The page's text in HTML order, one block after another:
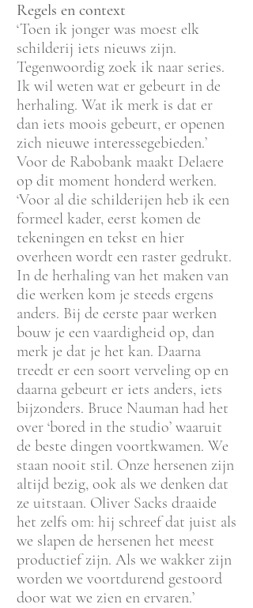
Regels en context
‘Toen ik jonger was moest elk
schilderij iets nieuws zijn.
Tegenwoordig zoek ik naar series.
Ik wil weten wat er gebeurt in de
herhaling. Wat ik merk is dat er
dan iets moois gebeurt, er openen
zich nieuwe interessegebieden.’
Voor de Rabobank maakt Delaere
op dit moment honderd werken.
‘Voor al die schilderijen heb ik een
formeel kader, eerst komen de
tekeningen en tekst en hier
overheen wordt een raster gedrukt.
In de herhaling van het maken van
die werken kom je steeds ergens
anders. Bij de eerste paar werken
bouw je een vaardigheid op, dan
merk je dat je het kan. Daarna
treedt er een soort verveling op en
daarna gebeurt er iets anders, iets
bijzonders. Bruce Nauman had het
over ‘bored in the studio’ waaruit
de beste dingen voortkwamen. We
staan nooit stil. Onze hersenen zijn
altijd bezig, ook als we denken dat
ze uitstaan. Oliver Sacks draaide
het zelfs om: hij schreef dat juist als
we slapen de hersenen het meest
productief zijn. Als we wakker zijn
worden we voortdurend gestoord
door wat we zien en ervaren.’